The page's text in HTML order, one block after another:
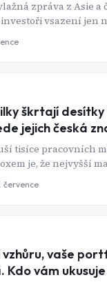
zpráva z Asie a
vsazení jen
klidně spali
škrtají desítky
jejich česká
tisíce pracovních
je, že nejvyšší
července
vaše
vám ukusuje